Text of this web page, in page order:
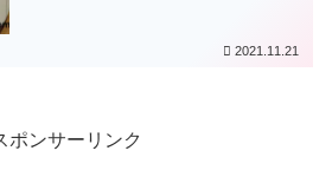
2021.11.21
ポンサーリンク